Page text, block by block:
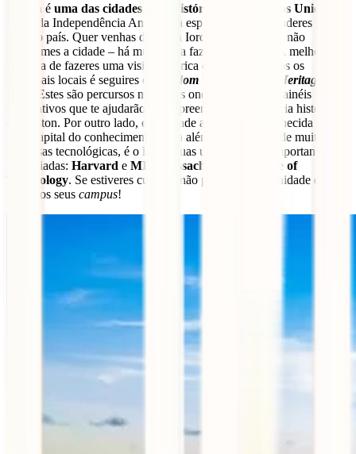
Boston é uma das cidades mais históricas dos Estados Unidos
berço da Independência Americana espera-te para aprenderes muito
sobre o país. Quer venhas de Nova Iorque ou pernoitar, não
subestimes a cidade – há muito para fazer em Boston! A melhor
maneira de fazeres uma visita histórica que abranja todos os
principais locais é seguires o
Freedom Trail
Black Heritage
. Estes são percursos marcados onde encontrarás painéis
explicativos que te ajudarão a compreender a importância histórica
de Boston. Por outro lado, esta cidade americana é conhecida por
ser a capital do conhecimento. Para além de ser a sede de muitas
empresas tecnológicas, é o lar de duas universidades importantes e
prestigiadas: Harvard e MIT Massachusetts Institute of
Technology. Se estiveres curioso, não percas a oportunidade de
visitar os seus campus!